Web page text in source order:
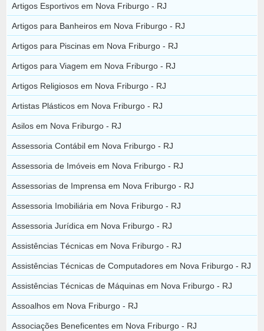
Artigos Esportivos em Nova Friburgo - RJ
Artigos para Banheiros em Nova Friburgo - RJ
Artigos para Piscinas em Nova Friburgo - RJ
Artigos para Viagem em Nova Friburgo - RJ
Artigos Religiosos em Nova Friburgo - RJ
Artistas Plásticos em Nova Friburgo - RJ
Asilos em Nova Friburgo - RJ
Assessoria Contábil em Nova Friburgo - RJ
Assessoria de Imóveis em Nova Friburgo - RJ
Assessorias de Imprensa em Nova Friburgo - RJ
Assessoria Imobiliária em Nova Friburgo - RJ
Assessoria Jurídica em Nova Friburgo - RJ
Assistências Técnicas em Nova Friburgo - RJ
Assistências Técnicas de Computadores em Nova Friburgo - RJ
Assistências Técnicas de Máquinas em Nova Friburgo - RJ
Assoalhos em Nova Friburgo - RJ
Associações Beneficentes em Nova Friburgo - RJ